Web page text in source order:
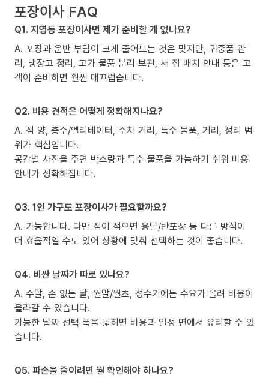
포장이사 FAQ
Q1. 지영동 포장이사면 제가 준비할 게 없나요?
A. 포장과 운반 부담이 크게 줄어드는 것은 맞지만, 귀중품 관
리, 냉장고 정리, 고가 물품 분리 보관, 새 집 배치 안내 등은 고
객이 준비하면 훨씬 매끄럽습니다.
Q2. 비용 견적은 어떻게 정확해지나요?
A. 짐 양, 층수/엘리베이터, 주차 거리, 특수 물품, 거리, 정리 범
위가 핵심입니다.
공간별 사진을 주면 박스량과 특수 물품을 가늠하기 쉬워 비용
안내가 정확해집니다.
Q3. 1인 가구도 포장이사가 필요할까요?
A. 가능합니다. 다만 짐이 적으면 용달/반포장 등 다른 방식이
더 효율적일 수도 있어 상황에 맞춰 선택하는 것이 좋습니다.
Q4. 비싼 날짜가 따로 있나요?
A. 주말, 손 없는 날, 월말/월초, 성수기에는 수요가 몰려 비용이
올라갈 수 있습니다.
가능한 날짜 선택 폭을 넓히면 비용과 일정 면에서 유리할 수 있
습니다.
Q5. 파손을 줄이려면 뭘 확인해야 하나요?